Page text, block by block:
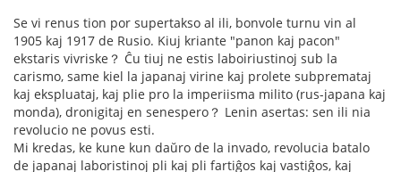
Se vi renus tion por supertakso al ili, bonvole turnu vin al
1905 kaj 1917 de Rusio. Kiuj kriante "panon kaj pacon"
ekstaris vivriske？ Ĉu tiuj ne estis laboiriustinoj sub la
carismo, same kiel la japanaj virine kaj prolete subpremataj
kaj ekspluataj, kaj plie pro la imperiisma milito (rus-japana kaj
monda), dronigitaj en senespero？ Lenin asertas: sen ili nia
revolucio ne povus esti.
Mi kredas, ke kune kun daŭro de la invado, revolucia batalo
de japanaj laboristinoj pli kaj pli fartiĝos kaj vastiĝos, kaj